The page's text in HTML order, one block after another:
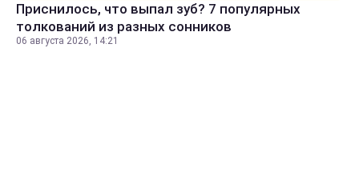
Приснилось, что выпал зуб? 7 популярных
толкований из разных сонников
06 августа 2026, 14:21